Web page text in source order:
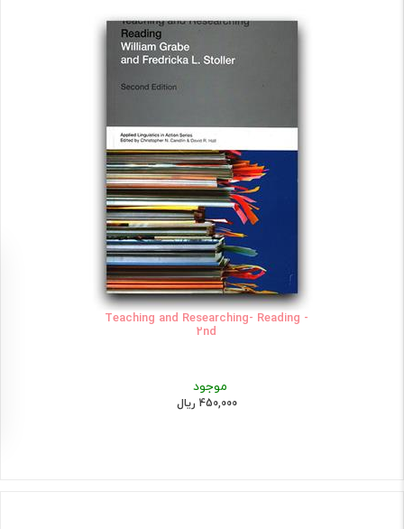
Teaching and Researching- Reading -
2nd
موجود
450,000 ریال